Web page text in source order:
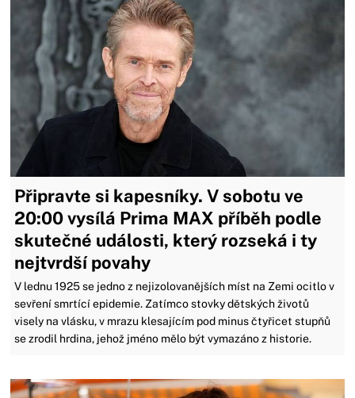
Připravte si kapesníky. V sobotu ve
20:00 vysílá Prima MAX příběh podle
skutečné události, který rozseká i ty
nejtvrdší povahy
V lednu 1925 se jedno z nejizolovanějších míst na Zemi ocitlo v
sevření smrtící epidemie. Zatímco stovky dětských životů
visely na vlásku, v mrazu klesajícím pod minus čtyřicet stupňů
se zrodil hrdina, jehož jméno mělo být vymazáno z historie.